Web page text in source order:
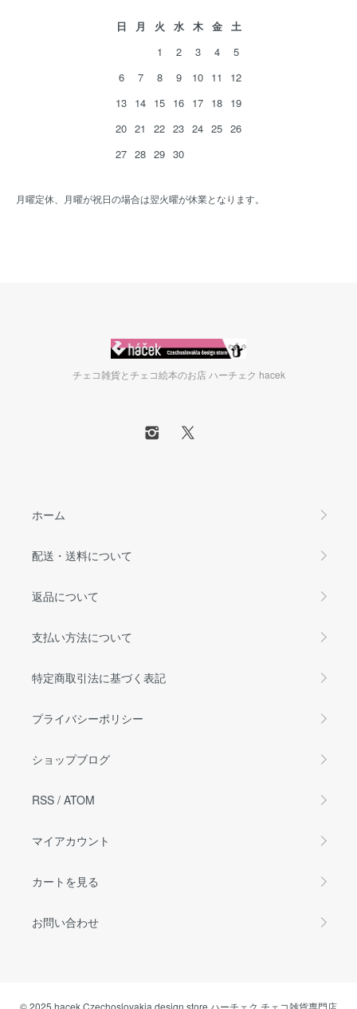
日 月 火 水 木 金
土
1
2 3 4
5
6
7 8 9 10 11
12
13 14 15 16 17 18 19
20 21 22 23 24 25 26
27 28 29 30
月曜定休、月曜が祝日の場合は翌火曜が休業となります。
チェコ雑貨とチェコ絵本のお店 ハーチェク hacek
ホーム
配送・送料について
返品について
支払い方法について
特定商取引法に基づく表記
プライバシーポリシー
ショップブログ
RSS / ATOM
マイアカウント
カートを見る
お問い合わせ
© 2025 hacek Czechoslovakia design store ハーチェク チェコ雑貨専門店